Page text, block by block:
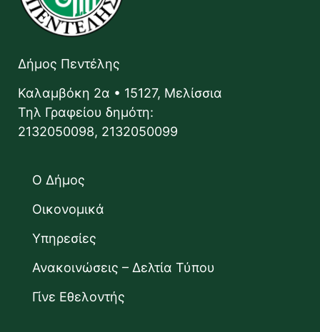
Δήμος Πεντέλης
Καλαμβόκη 2α • 15127, Μελίσσια
Τηλ Γραφείου δημότη:
2132050098, 2132050099
Ο Δήμος
Οικονομικά
Υπηρεσίες
Ανακοινώσεις – Δελτία Τύπου
Γίνε Εθελοντής